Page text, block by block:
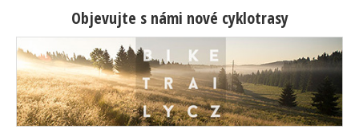
Objevujte s námi nové cyklotrasy